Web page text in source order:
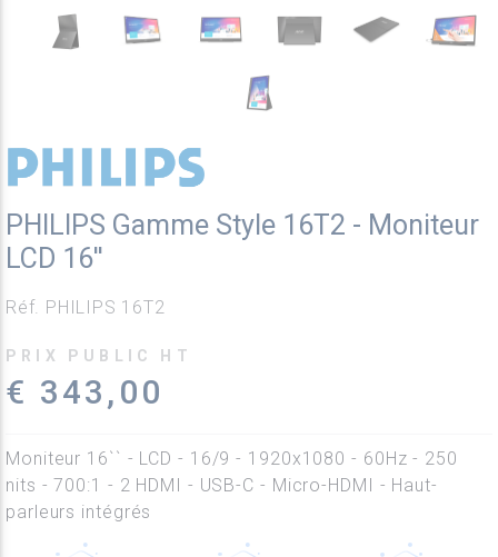
PHILIPS Gamme Style 16T2 - Moniteur
LCD 16''
Réf. PHILIPS 16T2
PRIX PUBLIC HT
€ 343,00
Moniteur 16`` - LCD - 16/9 - 1920x1080 - 60Hz - 250
nits - 700:1 - 2 HDMI - USB-C - Micro-HDMI - Haut-
parleurs intégrés